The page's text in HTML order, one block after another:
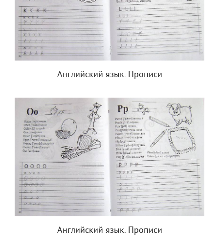
Английский язык. Прописи
Английский язык. Прописи